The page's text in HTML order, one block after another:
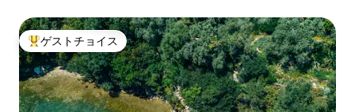
大好評のゲストチョイスです。
ゲストチョイス